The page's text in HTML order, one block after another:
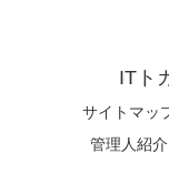
ITト
サイトマッ
管理人紹介